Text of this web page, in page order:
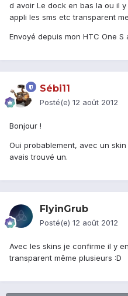
d avoir Le dock en bas la ou il
appli les sms etc transparent
Envoyé depuis mon HTC One S
Sébi11
Posté(e) 12 août 2012
Bonjour !
Oui probablement, avec un
avais trouvé un.
FlyinGrub
Posté(e) 12 août 2012
Avec les skins je confirme il y
transparent même plusieurs :D